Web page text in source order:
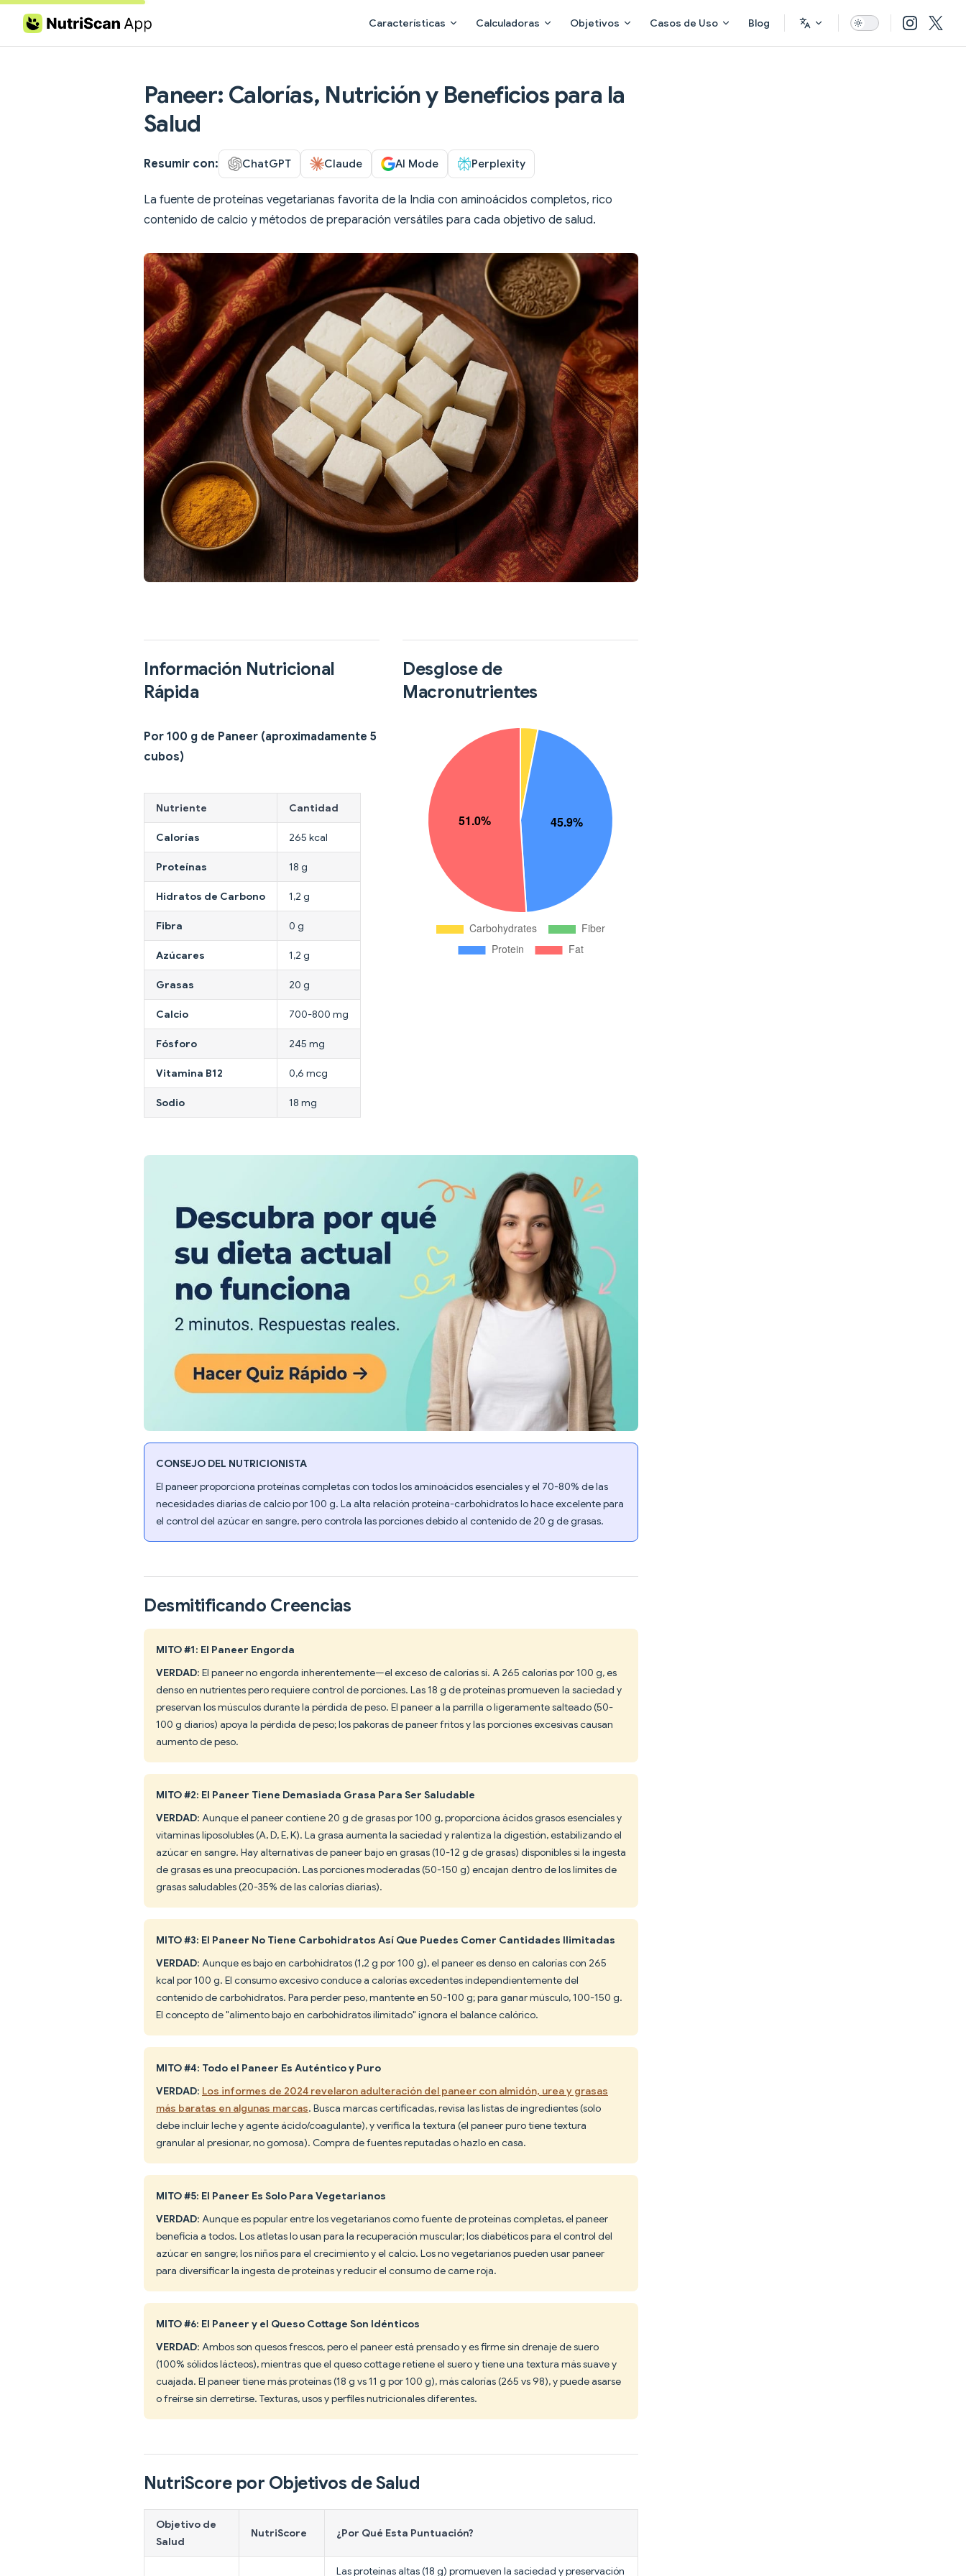
Skip to content Características Calculadoras Objetivos Casos de Uso Blog
Paneer: Calorías, Nutrición y Beneficios para la
Salud
Resumir con: ChatGPT Claude AI Mode Perplexity
La fuente de proteínas vegetarianas favorita de la India con aminoácidos completos, rico
contenido de calcio y métodos de preparación versátiles para cada objetivo de salud.
Información Nutricional
Rápida
Por 100 g de Paneer (aproximadamente 5
cubos)
Nutriente Cantidad
Calorías 265 kcal
Proteínas 18 g
Hidratos de Carbono 1,2 g
Fibra 0 g
Azúcares 1,2 g
Grasas 20 g
Calcio 700-800 mg
Fósforo 245 mg
Vitamina B12 0,6 mcg
Sodio 18 mg
Desglose de
Macronutrientes
CONSEJO DEL NUTRICIONISTA
El paneer proporciona proteínas completas con todos los aminoácidos esenciales y el 70-80% de las
necesidades diarias de calcio por 100 g. La alta relación proteína-carbohidratos lo hace excelente para
el control del azúcar en sangre, pero controla las porciones debido al contenido de 20 g de grasas.
Desmitificando Creencias
MITO #1: El Paneer Engorda
VERDAD: El paneer no engorda inherentemente—el exceso de calorías sí. A 265 calorías por 100 g, es
denso en nutrientes pero requiere control de porciones. Las 18 g de proteínas promueven la saciedad y
preservan los músculos durante la pérdida de peso. El paneer a la parrilla o ligeramente salteado (50-
100 g diarios) apoya la pérdida de peso; los pakoras de paneer fritos y las porciones excesivas causan
aumento de peso.
MITO #2: El Paneer Tiene Demasiada Grasa Para Ser Saludable
VERDAD: Aunque el paneer contiene 20 g de grasas por 100 g, proporciona ácidos grasos esenciales y
vitaminas liposolubles (A, D, E, K). La grasa aumenta la saciedad y ralentiza la digestión, estabilizando el
azúcar en sangre. Hay alternativas de paneer bajo en grasas (10-12 g de grasas) disponibles si la ingesta
de grasas es una preocupación. Las porciones moderadas (50-150 g) encajan dentro de los límites de
grasas saludables (20-35% de las calorías diarias).
MITO #3: El Paneer No Tiene Carbohidratos Así Que Puedes Comer Cantidades Ilimitadas
VERDAD: Aunque es bajo en carbohidratos (1,2 g por 100 g), el paneer es denso en calorías con 265
kcal por 100 g. El consumo excesivo conduce a calorías excedentes independientemente del
contenido de carbohidratos. Para perder peso, mantente en 50-100 g; para ganar músculo, 100-150 g.
El concepto de "alimento bajo en carbohidratos ilimitado" ignora el balance calórico.
MITO #4: Todo el Paneer Es Auténtico y Puro
VERDAD: Los informes de 2024 revelaron adulteración del paneer con almidón, urea y grasas
más baratas en algunas marcas. Busca marcas certificadas, revisa las listas de ingredientes (solo
debe incluir leche y agente ácido/coagulante), y verifica la textura (el paneer puro tiene textura
granular al presionar, no gomosa). Compra de fuentes reputadas o hazlo en casa.
MITO #5: El Paneer Es Solo Para Vegetarianos
VERDAD: Aunque es popular entre los vegetarianos como fuente de proteínas completas, el paneer
beneficia a todos. Los atletas lo usan para la recuperación muscular; los diabéticos para el control del
azúcar en sangre; los niños para el crecimiento y el calcio. Los no vegetarianos pueden usar paneer
para diversificar la ingesta de proteínas y reducir el consumo de carne roja.
MITO #6: El Paneer y el Queso Cottage Son Idénticos
VERDAD: Ambos son quesos frescos, pero el paneer está prensado y es firme sin drenaje de suero
(100% sólidos lácteos), mientras que el queso cottage retiene el suero y tiene una textura más suave y
cuajada. El paneer tiene más proteínas (18 g vs 11 g por 100 g), más calorías (265 vs 98), y puede asarse
o freírse sin derretirse. Texturas, usos y perfiles nutricionales diferentes.
NutriScore por Objetivos de Salud
Objetivo de
Salud
NutriScore ¿Por Qué Esta Puntuación?
Las proteínas altas (18 g) promueven la saciedad y preservación